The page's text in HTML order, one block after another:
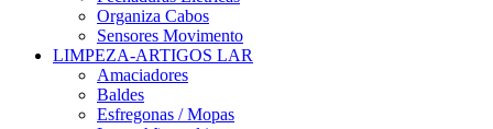
Organiza Cabos
Sensores Movimento
LIMPEZA-ARTIGOS LAR
Amaciadores
Baldes
Esfregonas / Mopas